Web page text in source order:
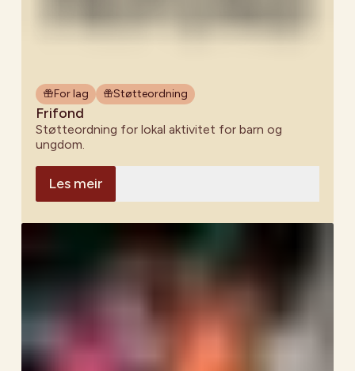
For lag Støtteordning
Frifond
Støtteordning for lokal aktivitet for barn og
ungdom.
Les meir